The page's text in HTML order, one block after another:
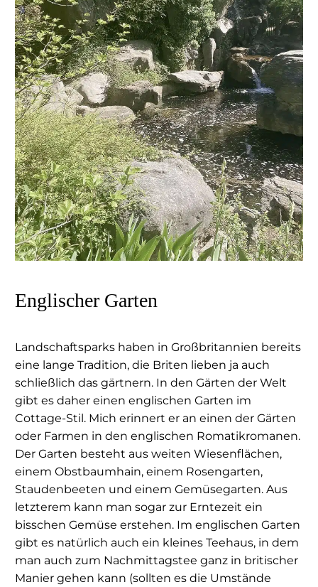
Englischer Garten
Landschaftsparks haben in Großbritannien bereits
eine lange Tradition, die Briten lieben ja auch
schließlich das gärtnern. In den Gärten der Welt
gibt es daher einen englischen Garten im
Cottage-Stil. Mich erinnert er an einen der Gärten
oder Farmen in den englischen Romatikromanen.
Der Garten besteht aus weiten Wiesenflächen,
einem Obstbaumhain, einem Rosengarten,
Staudenbeeten und einem Gemüsegarten. Aus
letzterem kann man sogar zur Erntezeit ein
bisschen Gemüse erstehen. Im englischen Garten
gibt es natürlich auch ein kleines Teehaus, in dem
man auch zum Nachmittagstee ganz in britischer
Manier gehen kann (sollten es die Umstände